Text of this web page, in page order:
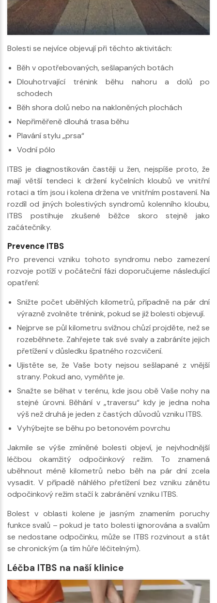
Bolesti se nejvíce objevují při těchto aktivitách:
Běh v opotřebovaných, sešlapaných botách
Dlouhotrvající trénink běhu nahoru a dolů po
schodech
Běh shora dolů nebo na nakloněných plochách
Nepřiměřeně dlouhá trasa běhu
Plavání stylu „prsa“
Vodní pólo
ITBS je diagnostikován častěji u žen, nejspíše proto, že
mají větší tendeci k držení kyčelních kloubů ve vnitřní
rotaci a tím jsou i kolena držena ve vnitřním postavení. Na
rozdíl od jiných bolestivých syndromů kolenního kloubu,
ITBS postihuje zkušené běžce skoro stejně jako
začátečníky.
Prevence ITBS
Pro prevenci vzniku tohoto syndromu nebo zamezení
rozvoje potíží v počáteční fázi doporučujeme následující
opatření:
Snižte počet uběhlých kilometrů, případně na pár dní
výrazně zvolněte trénink, pokud se již bolesti objevují.
Nejprve se půl kilometru svižnou chůzí projděte, než se
rozeběhnete. Zahřejete tak své svaly a zabráníte jejich
přetížení v důsledku špatného rozcvičení.
Ujistěte se, že Vaše boty nejsou sešlapané z vnější
strany. Pokud ano, vyměňte je.
Snažte se běhat v terénu, kde jsou obě Vaše nohy na
stejné úrovni. Běhání v „traversu“ kdy je jedna noha
výš než druhá je jeden z častých důvodů vzniku ITBS.
Vyhýbejte se běhu po betonovém povrchu
Jakmile se výše zmíněné bolesti objeví, je nejvhodnější
léčbou okamžitý odpočinkový režim. To znamená
uběhnout méně kilometrů nebo běh na pár dní zcela
vysadit. V případě náhlého přetížení bez vzniku zánětu
odpočinkový režim stačí k zabránění vzniku ITBS.
Bolest v oblasti kolene je jasným znamením poruchy
funkce svalů – pokud je tato bolesti ignorována a svalům
se nedostane odpočinku, může se ITBS rozvinout a stát
se chronickým (a tím hůře léčitelným).
Léčba ITBS na naší klinice